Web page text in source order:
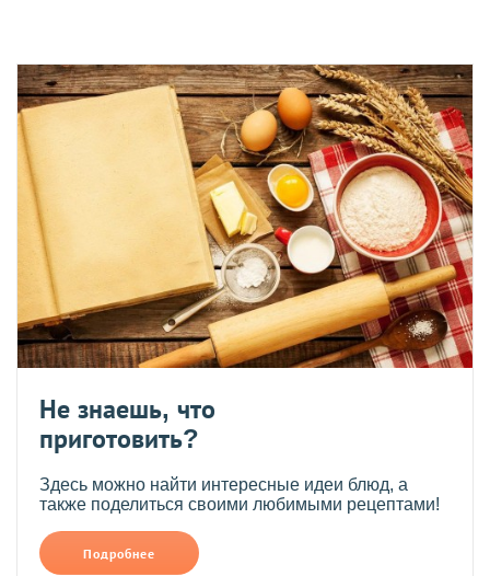
Не знаешь, что
приготовить?
Здесь можно найти интересные идеи блюд, а
также поделиться своими любимыми рецептами!
Подробнее